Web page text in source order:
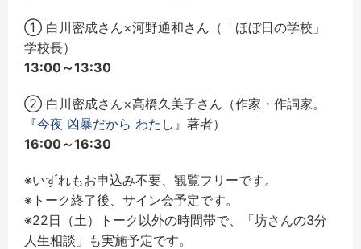
① 白川密成さん×河野通和さん（「ほぼ日の学校」
学校長）
13:00～13:30
② 白川密成さん×高橋久美子さん（作家・作詞家。
『今夜 凶暴だから わたし』 著者）
16:00～16:30
※いずれもお申込み不要、観覧フリーです。
※トーク終了後、サイン会予定です。
※22日（土）トーク以外の時間帯で、「坊さんの3分
人生相談」も実施予定です。